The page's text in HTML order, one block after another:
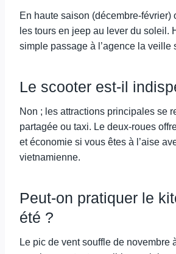
En haute saison (décembre-février)
les tours en jeep au lever du soleil.
simple passage à l’agence la veille
Le scooter est-il
Non ; les attractions principales se
partagée ou taxi. Le deux-roues
et économie si vous êtes à l’aise
vietnamienne.
Peut-on pratiquer le
été ?
Le pic de vent souffle de novembre